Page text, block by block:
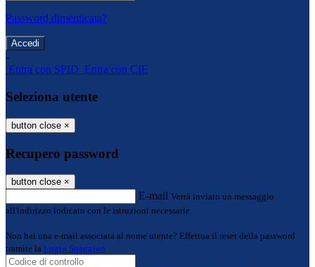
Password dimenticata?
-
Entra con SPID Entra con CIE
Seleziona utente
button close ×
Recupero password
button close ×
E-mail Verrà inviato un messaggio
all'indirizzo indicato con le istruzioni necessarie.
Non hai una e-mail associata al nome utente? Effettua il reset della password
tramite la Login Spaggiari